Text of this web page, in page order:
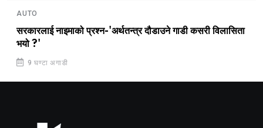
AUTO
सरकारलाई नाइमाको प्रश्न-'अर्थतन्त्र दौडाउने गाडी कसरी विलासिता
भयो ?'
9 घण्टा अगाडी